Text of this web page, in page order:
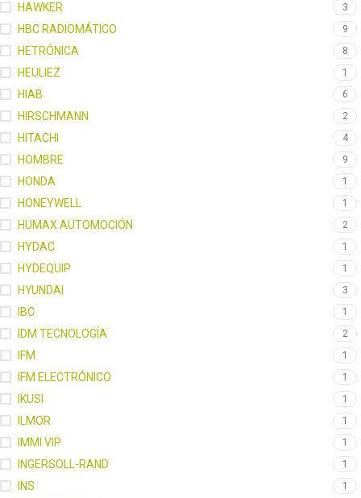
HAWKER 3
HBC RADIOMÁTICO 9
HETRÓNICA 8
HEULIEZ 1
HIAB 6
HIRSCHMANN 2
HITACHI 4
HOMBRE 9
HONDA 1
HONEYWELL 1
HUMAX AUTOMOCIÓN 2
HYDAC 1
HYDEQUIP 1
HYUNDAI 3
IBC 1
IDM TECNOLOGÍA 2
IFM 1
IFM ELECTRÓNICO 1
IKUSI 1
ILMOR 1
IMMI VIP 1
INGERSOLL-RAND 1
INS 1